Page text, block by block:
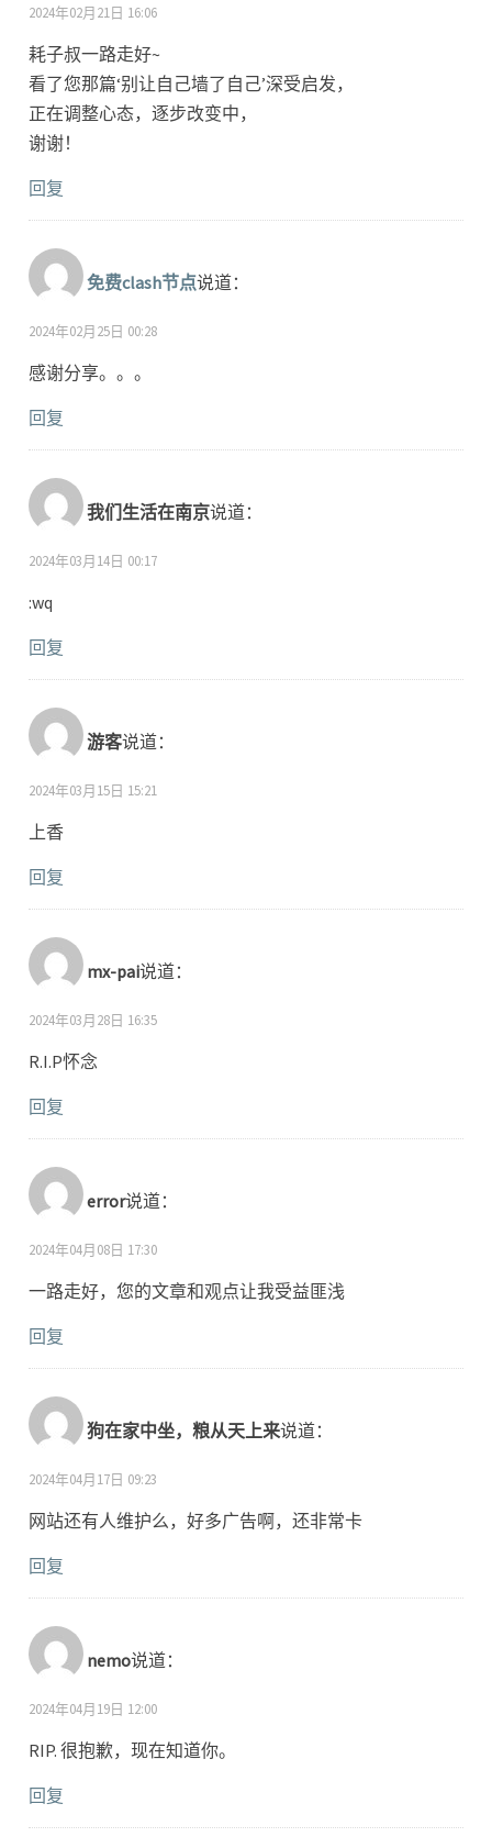
2024年02月21日 16:06
耗子叔一路走好~
看了您那篇‘别让自己墙了自己’深受启发，
正在调整心态，逐步改变中，
谢谢！
回复
免费clash节点说道：
2024年02月25日 00:28
感谢分享。。。
回复
我们生活在南京说道：
2024年03月14日 00:17
:wq
回复
游客说道：
2024年03月15日 15:21
上香
回复
mx-pai说道：
2024年03月28日 16:35
R.I.P怀念
回复
error说道：
2024年04月08日 17:30
一路走好，您的文章和观点让我受益匪浅
回复
狗在家中坐，粮从天上来说道：
2024年04月17日 09:23
网站还有人维护么，好多广告啊，还非常卡
回复
nemo说道：
2024年04月19日 12:00
RIP. 很抱歉，现在知道你。
回复